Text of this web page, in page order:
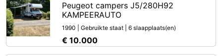
Peugeot campers J5/280H92
KAMPEERAUTO
1990 | Gebruikte staat | 6 slaapplaats(en)
€ 10.000